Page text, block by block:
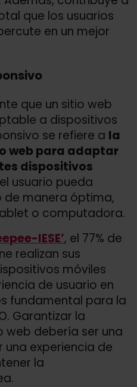
que los usuarios
en un mejor
que un sitio web
a dispositivos
se refiere a la
web para adaptar
dispositivos
usuario pueda
de manera óptima,
o computadora.
IESE’, el 77% de
realizan sus
móviles
de usuario en
fundamental para la
Garantizar la
web debería ser una
experiencia de
la